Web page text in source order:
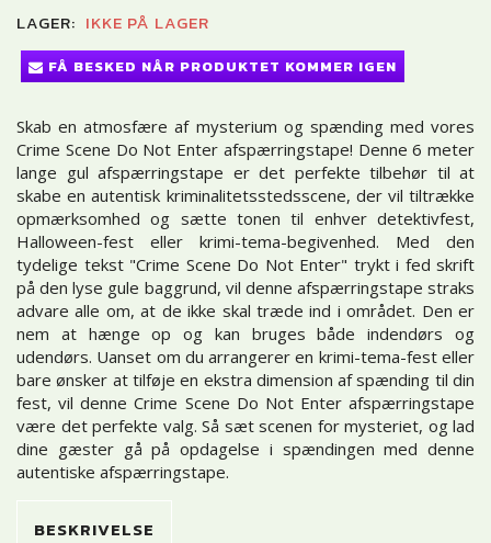
LAGER: IKKE PÅ LAGER
FÅ BESKED NÅR PRODUKTET KOMMER IGEN
Skab en atmosfære af mysterium og spænding med vores
Crime Scene Do Not Enter afspærringstape! Denne 6 meter
lange gul afspærringstape er det perfekte tilbehør til at
skabe en autentisk kriminalitetsstedsscene, der vil tiltrække
opmærksomhed og sætte tonen til enhver detektivfest,
Halloween-fest eller krimi-tema-begivenhed. Med den
tydelige tekst "Crime Scene Do Not Enter" trykt i fed skrift
på den lyse gule baggrund, vil denne afspærringstape straks
advare alle om, at de ikke skal træde ind i området. Den er
nem at hænge op og kan bruges både indendørs og
udendørs. Uanset om du arrangerer en krimi-tema-fest eller
bare ønsker at tilføje en ekstra dimension af spænding til din
fest, vil denne Crime Scene Do Not Enter afspærringstape
være det perfekte valg. Så sæt scenen for mysteriet, og lad
dine gæster gå på opdagelse i spændingen med denne
autentiske afspærringstape.
BESKRIVELSE